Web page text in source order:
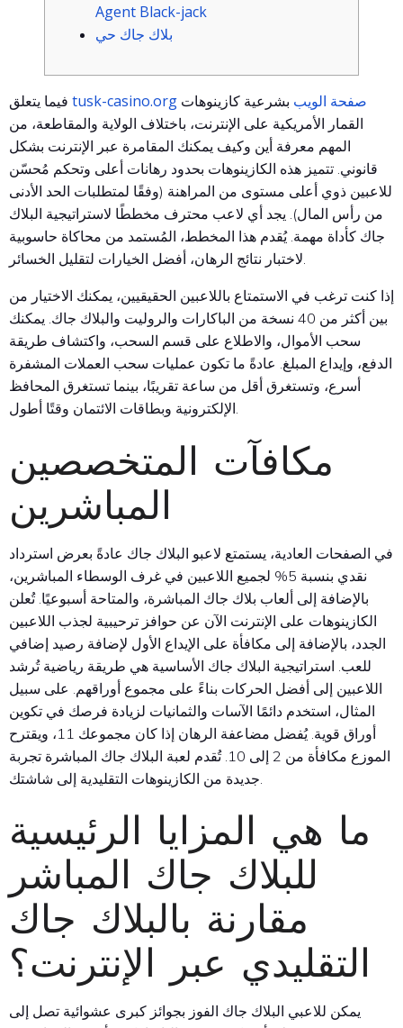
Agent Black-jack
بلاك جاك حي
tusk-casino.org صفحة الويب بشرعية كازينوهات
القمار الأمريكية على الإنترنت، باختلاف الولاية والمقاطعة، من
المهم معرفة أين وكيف يمكنك المقامرة عبر الإنترنت بشكل
قانوني. تتميز هذه الكازينوهات بحدود رهانات أعلى وتحكم مُحسّن
للاعبين ذوي أعلى مستوى من المراهنة (وفقًا لمتطلبات الحد الأدنى
من رأس المال). يجد أي لاعب محترف مخططًا لاستراتيجية البلاك
جاك كأداة مهمة.يُقدم هذا المخطط، المُستمد من محاكاة حاسوبية
لاختبار نتائج الرهان، أفضل الخيارات لتقليل الخسائر.
إذا كنت ترغب في الاستمتاع باللاعبين الحقيقيين، يمكنك الاختيار من
بين أكثر من 40 نسخة من الباكارات والروليت والبلاك جاك. يمكنك
سحب الأموال، والاطلاع على قسم السحب، واكتشاف طريقة
الدفع، وإيداع المبلغ. عادةً ما تكون عمليات سحب العملات المشفرة
أسرع، وتستغرق أقل من ساعة تقريبًا، بينما تستغرق المحافظ
الإلكترونية وبطاقات الائتمان وقتًا أطول.
مكافآت المتخصصين
المباشرين
في الصفحات العادية، يستمتع لاعبو البلاك جاك عادةً بعرض استرداد
نقدي بنسبة 5% لجميع اللاعبين في غرف الوسطاء المباشرين،
بالإضافة إلى ألعاب بلاك جاك المباشرة، والمتاحة أسبوعيًا. تُعلن
الكازينوهات على الإنترنت الآن عن حوافز ترحيبية لجذب اللاعبين
الجدد، بالإضافة إلى مكافأة على الإيداع الأول لإضافة رصيد إضافي
للعب. استراتيجية البلاك جاك الأساسية هي طريقة رياضية تُرشد
اللاعبين إلى أفضل الحركات بناءً على مجموع أوراقهم. على سبيل
المثال، استخدم دائمًا الآسات والثمانيات لزيادة فرصك في تكوين
أوراق قوية. يُفضل مضاعفة الرهان إذا كان مجموعك 11، ويقترح
الموزع مكافأة من 2 إلى 10. تُقدم لعبة البلاك جاك المباشرة تجربة
ما هي المزايا الرئيسية
للبلاك جاك المباشر
مقارنة بالبلاك جاك
التقليدي عبر الإنترنت؟
يمكن للاعبي البلاك جاك الفوز بجوائز كبرى عشوائية تصل إلى